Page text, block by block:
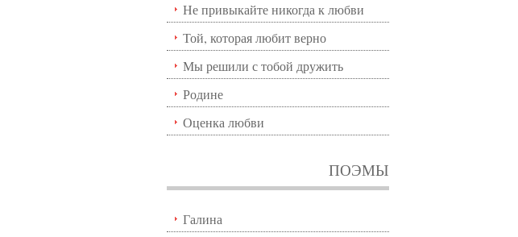
Не привыкайте никогда к любви
Той, которая любит верно
Мы решили с тобой дружить
Родине
Оценка любви
ПОЭМЫ
Галина